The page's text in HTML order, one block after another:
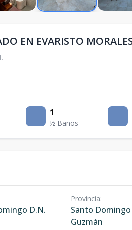
EN EVARISTO
1
½ Baños
D.N.
Provincia:
Santo
Guzmán